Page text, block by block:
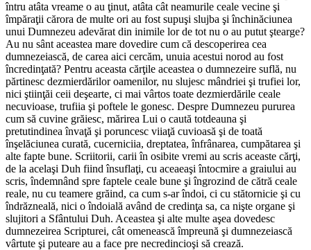
întru atâta vreame o au ţinut, atâta cât neamurile ceale vecine şi
împăraţii cărora de multe ori au fost supuşi slujba şi închinăciunea
unui Dumnezeu adevărat din inimile lor de tot nu o au putut ştearge?
Au nu sânt aceastea mare dovedire cum că descoperirea cea
dumnezeiască, de carea aici cercăm, unuia acestui norod au fost
încredinţată? Pentru aceasta cărţile aceastea o dumnezeire suflă, nu
părtinesc dezmierdărilor oamenilor, nu slujesc mândriei şi trufiei lor,
nici ştiinţăi ceii deşearte, ci mai vârtos toate dezmierdările ceale
necuvioase, trufiia şi poftele le gonesc. Despre Dumnezeu pururea
cum să cuvine grăiesc, mărirea Lui o caută totdeauna şi
pretutindinea învaţă şi poruncesc viiaţă cuvioasă şi de toată
înşelăciunea curată, cucerniciia, dreptatea, înfrânarea, cumpătarea şi
alte fapte bune. Scriitorii, carii în osibite vremi au scris aceaste cărţi,
de la acelaşi Duh fiind însuflaţi, cu aceaeaşi întocmire a graiului au
scris, îndemnând spre faptele ceale bune şi îngrozind de cătră ceale
reale, nu cu teamere grăind, ca cum s-ar îndoi, ci cu stătornicie şi cu
îndrăzneală, nici o îndoială având de credinţa sa, ca nişte organe şi
slujitori a Sfântului Duh. Aceastea şi alte multe aşea dovedesc
dumnezeirea Scripturei, cât omenească împreună şi dumnezeiască
vârtute şi puteare au a face pre necredincioşi să crează.